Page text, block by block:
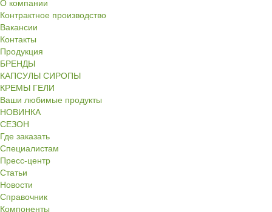
О компании
Контрактное производство
Вакансии
Контакты
Продукция
БРЕНДЫ
КАПСУЛЫ СИРОПЫ
КРЕМЫ ГЕЛИ
Ваши любимые продукты
НОВИНКА
СЕЗОН
Где заказать
Специалистам
Пресс-центр
Статьи
Новости
Справочник
Компоненты